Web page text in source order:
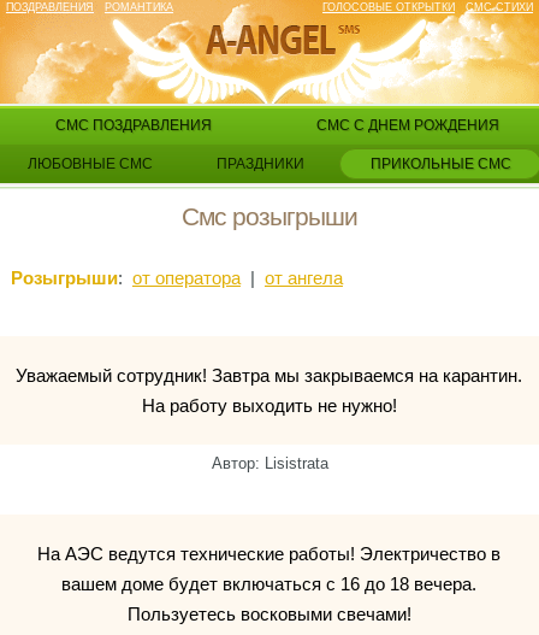
ПОЗДРАВЛЕНИЯ РОМАНТИКА ГОЛОСОВЫЕ ОТКРЫТКИ СМС СТИХИ
ЛЮБОВНЫЕ СМС
СМС ПОЗДРАВЛЕНИЯ СМС С ДНЕМ РОЖДЕНИЯ
ПРАЗДНИКИ ПРИКОЛЬНЫЕ СМС
Смс розыгрыши
Розыгрыши: от оператора| от ангела
Уважаемый сотрудник! Завтра мы закрываемся на карантин.
На работу выходить не нужно!
Автор: Lisistrata
На АЭС ведутся технические работы! Электричество в
вашем доме будет включаться с 16 до 18 вечера.
Пользуетесь восковыми свечами!